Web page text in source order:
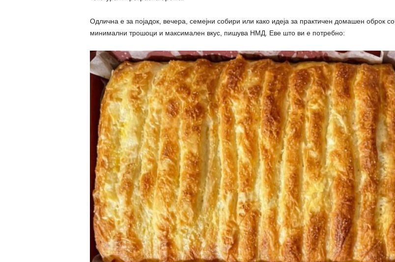
Одлична е за појадок, вечера, семејни собири или како идеја за практичен домашен оброк со
минимални трошоци и максимален вкус, пишува НМД. Еве што ви е потребно: